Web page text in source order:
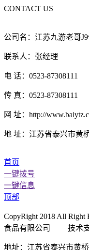
CONTACT US
公司名：江苏九游老哥
联系人：张经理
电 话：0523-87308111
传 真：0523-87308111
网 址：http://
地 址：江苏省泰兴市黄
首页
一键拨号
一键信息
顶部
CopyRight 2018 All Right
食品有限公司 技术支
地址：江苏省泰兴市黄